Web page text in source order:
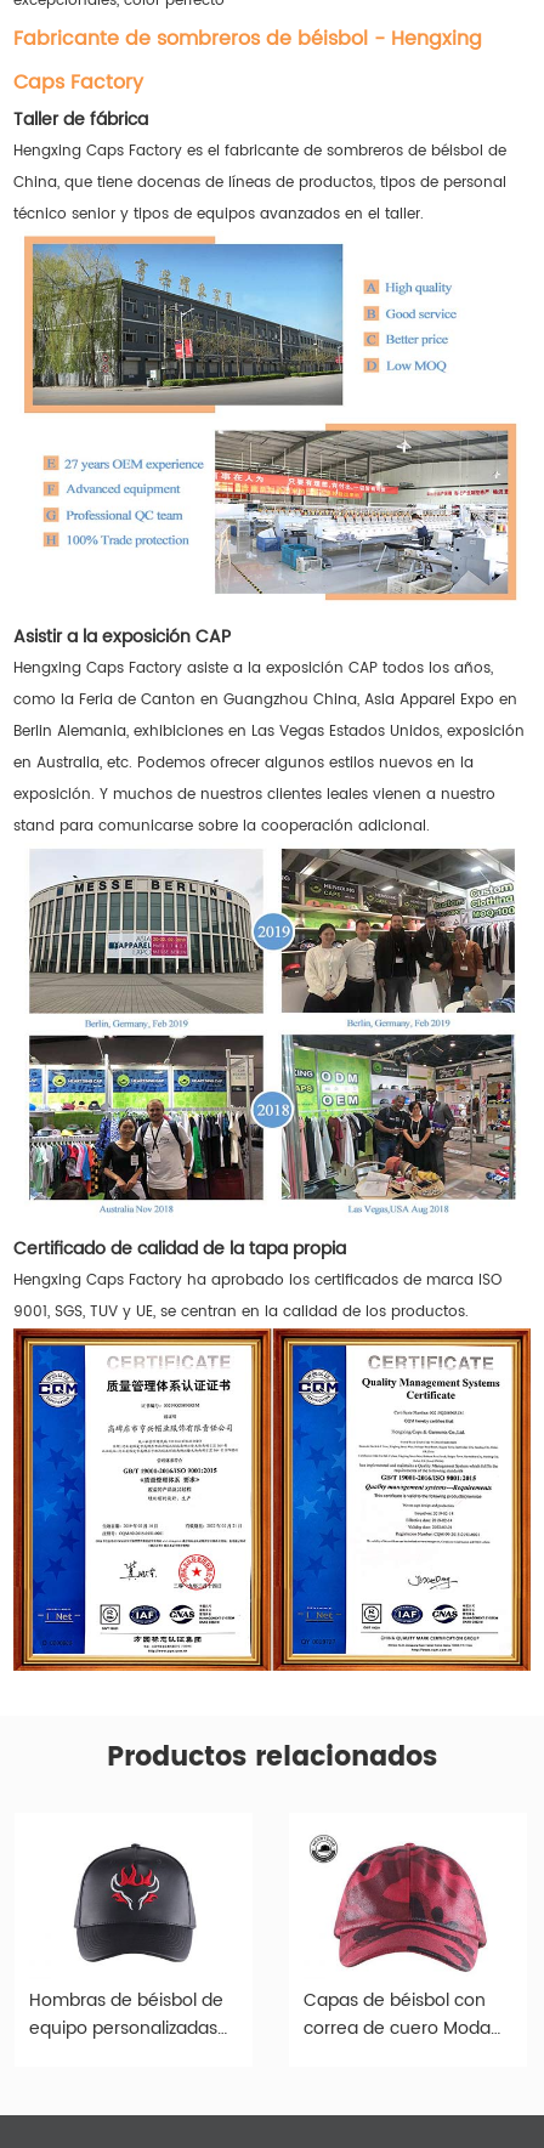
Fabricante de sombreros de béisbol - Hengxing
Caps Factory
Taller de fábrica
Hengxing Caps Factory es el fabricante de sombreros de béisbol de
China, que tiene docenas de líneas de productos, tipos de personal
técnico senior y tipos de equipos avanzados en el taller.
Asistir a la exposición CAP
Hengxing Caps Factory asiste a la exposición CAP todos los años,
como la Feria de Canton en Guangzhou China, Asia Apparel Expo en
Berlin Alemania, exhibiciones en Las Vegas Estados Unidos, exposición
en Australia, etc. Podemos ofrecer algunos estilos nuevos en la
exposición. Y muchos de nuestros clientes leales vienen a nuestro
stand para comunicarse sobre la cooperación adicional.
Certificado de calidad de la tapa propia
Hengxing Caps Factory ha aprobado los certificados de marca ISO
9001, SGS, TUV y UE, se centran en la calidad de los productos.
Productos relacionados
Hombras de béisbol de
equipo personalizadas
Capas de béisbol con
correa de cuero Moda